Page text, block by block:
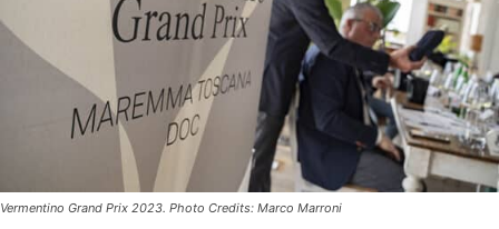
Vermentino Grand Prix 2023. Photo Credits: Marco Marroni